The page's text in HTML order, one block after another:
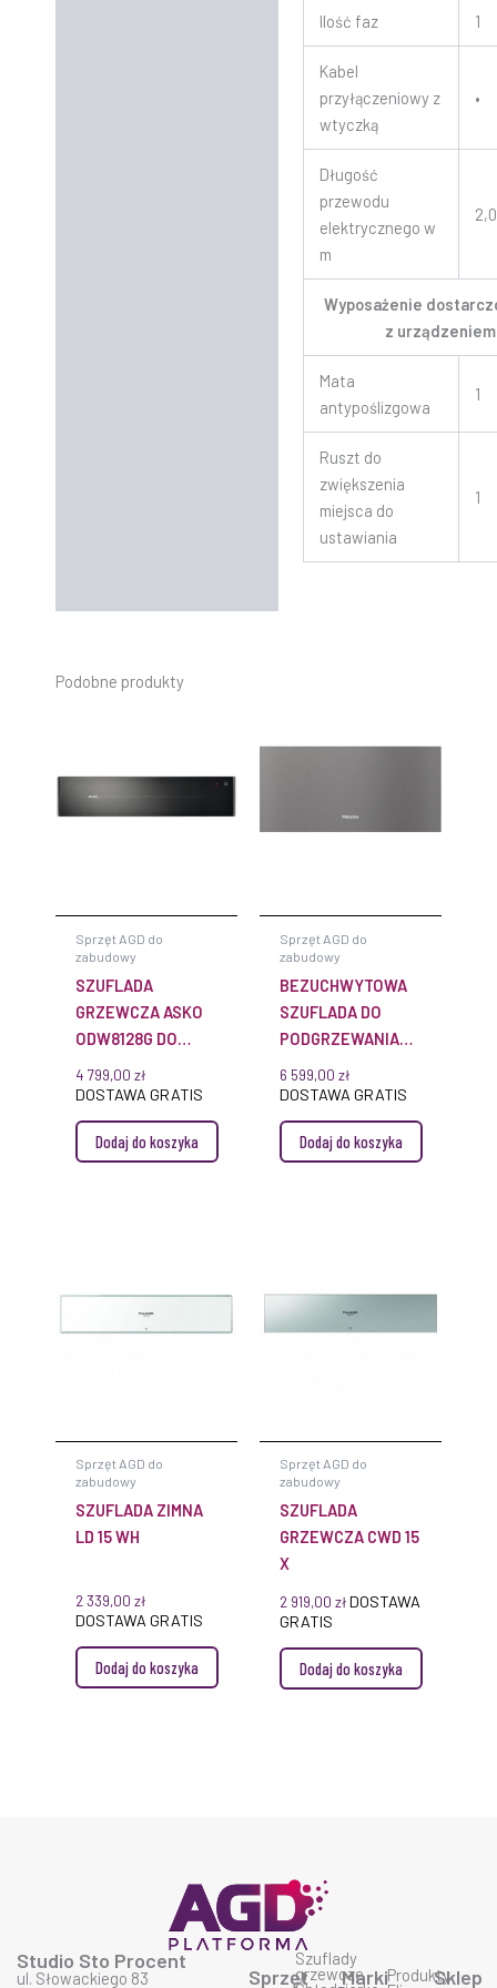
Ilość faz 1
Kabel
przyłączeniowy z
wtyczką
•
Długość
przewodu
elektrycznego w
m
2,0
Wyposażenie
z urządzeniem
Mata
antypoślizgowa
1
Ruszt do
zwiększenia
miejsca do
ustawiania
1
Podobne produkty
Sprzęt AGD do
zabudowy
SZUFLADA
GRZEWCZA ASKO
ODW8128G DO
ZABUDOWY
4 799,00 zł
DOSTAWA GRATIS
Dodaj do koszyka
Sprzęt AGD do
zabudowy
BEZUCHWYTOWA
SZUFLADA DO
PODGRZEWANIA
GOURMET 20 CM
ESW
7020 GRAPHITGREY
MIELE
6 599,00 zł
DOSTAWA GRATIS
Dodaj do koszyka
Sprzęt AGD do
zabudowy
SZUFLADA ZIMNA
LD 15 WH
2 339,00 zł
DOSTAWA GRATIS
Dodaj do koszyka
Sprzęt AGD do
zabudowy
SZUFLADA
GRZEWCZA CWD 15
X
2 919,00 zł DOSTAWA
GRATIS
Dodaj do koszyka
Studio Sto Procent
ul. Słowackiego 83
Sprzęt
Szuflady
grzewczeMarkiProduktySklep